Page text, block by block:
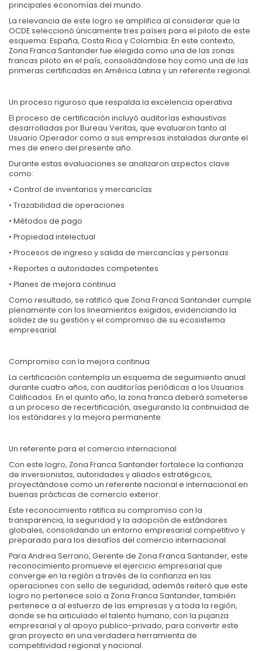
principales economías del mundo.
La relevancia de este logro se amplifica al considerar que la
OCDE seleccionó únicamente tres países para el piloto de este
esquema: España, Costa Rica y Colombia. En este contexto,
Zona Franca Santander fue elegida como una de las zonas
francas piloto en el país, consolidándose hoy como una de las
primeras certificadas en América Latina y un referente regional.
Un proceso riguroso que respalda la excelencia operativa
El proceso de certificación incluyó auditorías exhaustivas
desarrolladas por Bureau Veritas, que evaluaron tanto al
Usuario Operador como a sus empresas instaladas durante el
mes de enero del presente año.
Durante estas evaluaciones se analizaron aspectos clave
como:
• Control de inventarios y mercancías
• Trazabilidad de operaciones
• Métodos de pago
• Propiedad intelectual
• Procesos de ingreso y salida de mercancías y personas
• Reportes a autoridades competentes
• Planes de mejora continua
Como resultado, se ratificó que Zona Franca Santander cumple
plenamente con los lineamientos exigidos, evidenciando la
solidez de su gestión y el compromiso de su ecosistema
empresarial.
Compromiso con la mejora continua
La certificación contempla un esquema de seguimiento anual
durante cuatro años, con auditorías periódicas a los Usuarios
Calificados. En el quinto año, la zona franca deberá someterse
a un proceso de recertificación, asegurando la continuidad de
los estándares y la mejora permanente.
Un referente para el comercio internacional
Con este logro, Zona Franca Santander fortalece la confianza
de inversionistas, autoridades y aliados estratégicos,
proyectándose como un referente nacional e internacional en
buenas prácticas de comercio exterior.
Este reconocimiento ratifica su compromiso con la
transparencia, la seguridad y la adopción de estándares
globales, consolidando un entorno empresarial competitivo y
preparado para los desafíos del comercio internacional.
Para Andrea Serrano, Gerente de Zona Franca Santander, este
reconocimiento promueve el ejercicio empresarial que
converge en la región a través de la confianza en las
operaciones con sello de seguridad, además reiteró que este
logro no pertenece solo a Zona Franca Santander, también
pertenece a al esfuerzo de las empresas y a toda la región,
donde se ha articulado el talento humano, con la pujanza
empresarial y al apoyo publico-privado, para convertir este
gran proyecto en una verdadera herramienta de
competitividad regional y nacional.